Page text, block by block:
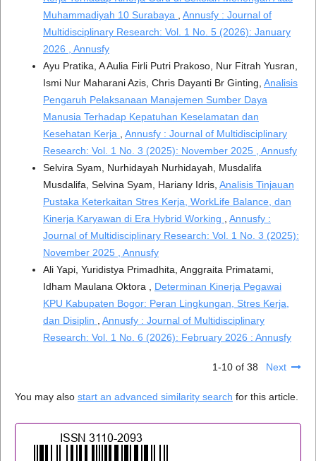
Muhammadiyah 10 Surabaya
Annusfy : Journal of
Multidisciplinary Research: Vol. 1 No. 5 (2026): January
2026 , Annusfy
Ayu Pratika, A Aulia Firli Putri Prakoso, Nur Fitrah Yusran,
Ismi Nur Maharani Azis, Chris Dayanti Br Ginting, Analisis
Pengaruh Pelaksanaan Manajemen Sumber Daya
Manusia Terhadap Kepatuhan Keselamatan dan
Kesehatan Kerja
Annusfy : Journal of Multidisciplinary
Research: Vol. 1 No. 3 (2025): November 2025 , Annusfy
Selvira Syam, Nurhidayah Nurhidayah, Musdalifa
Musdalifa, Selvina Syam, Hariany Idris, Analisis Tinjauan
Pustaka Keterkaitan Stres Kerja, WorkLife Balance, dan
Kinerja Karyawan di Era Hybrid Working
Annusfy :
Journal of Multidisciplinary Research: Vol. 1 No. 3 (2025):
November 2025 , Annusfy
Ali Yapi, Yuridistya Primadhita, Anggraita Primatami,
Idham Maulana Oktora , Determinan Kinerja Pegawai
KPU Kabupaten Bogor: Peran Lingkungan, Stres Kerja,
dan Disiplin
Annusfy : Journal of Multidisciplinary
Research: Vol. 1 No. 6 (2026): February 2026 : Annusfy
1-10 of 38 Next
You may also start an advanced similarity search for this article.